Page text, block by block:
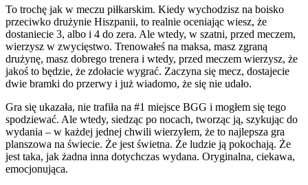
To trochę jak w meczu piłkarskim. Kiedy wychodzisz na boisko
przeciwko drużynie Hiszpanii, to realnie oceniając wiesz, że
dostaniecie 3, albo i 4 do zera. Ale wtedy, w szatni, przed meczem,
wierzysz w zwycięstwo. Trenowałeś na maksa, masz zgraną
drużynę, masz dobrego trenera i wtedy, przed meczem wierzysz, że
jakoś to będzie, że zdołacie wygrać. Zaczyna się mecz, dostajecie
dwie bramki do przerwy i już wiadomo, że się nie udało.
Gra się ukazała, nie trafiła na #1 miejsce BGG i mogłem się tego
spodziewać. Ale wtedy, siedząc po nocach, tworząc ją, szykując do
wydania – w każdej jednej chwili wierzyłem, że to najlepsza gra
planszowa na świecie. Że jest świetna. Że ludzie ją pokochają. Że
jest taka, jak żadna inna dotychczas wydana. Oryginalna, ciekawa,
emocjonująca.